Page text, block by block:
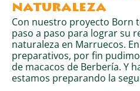
naturaleza
Con nuestro proyecto Born
paso a paso para lograr su
naturaleza en Marruecos.
preparativos, por fin
de macacos de Berbería. Y
estamos preparando la